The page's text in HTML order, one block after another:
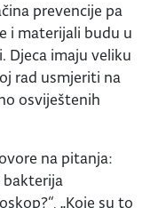
prevencije pa
i materijali budu u
Djeca imaju veliku
rad usmjeriti na
osviještenih
na pitanja:
bakterija
„Koje su to